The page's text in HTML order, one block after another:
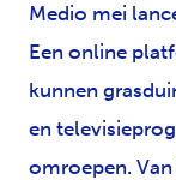
Medio mei
Een online
kunnen
en
omroepen.